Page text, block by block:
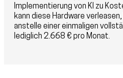
Implementierung von KI zu
kann diese Hardware
anstelle einer einmaligen
lediglich 2.668 € pro Monat.